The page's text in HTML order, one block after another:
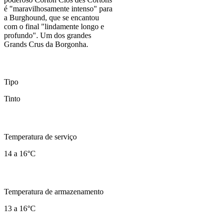
é "maravilhosamente intenso" para
a Burghound, que se encantou
com o final "lindamente longo e
profundo". Um dos grandes
Grands Crus da Borgonha.
Tipo
Tinto
Temperatura de serviço
14 a 16°C
Temperatura de armazenamento
13 a 16°C